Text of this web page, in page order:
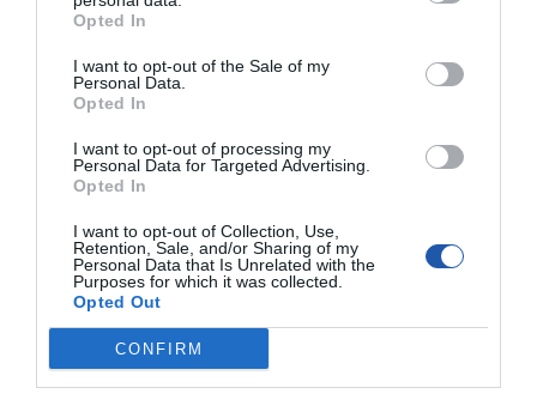
Opted In
I want to opt-out of the Sale of my
Personal Data.
Opted In
I want to opt-out of processing my
Personal Data for Targeted Advertising.
Opted In
I want to opt-out of Collection, Use,
Retention, Sale, and/or Sharing of my
Personal Data that Is Unrelated with the
Purposes for which it was collected.
Opted Out
CONFIRM
Wymiary i waga
Głębokość
Wysokość
Gwarancja producenta
Obsługa i
wymiana części - 30 dni
Parametry środowiska
Minimalna
Maksymalna
temperatura
35 °C